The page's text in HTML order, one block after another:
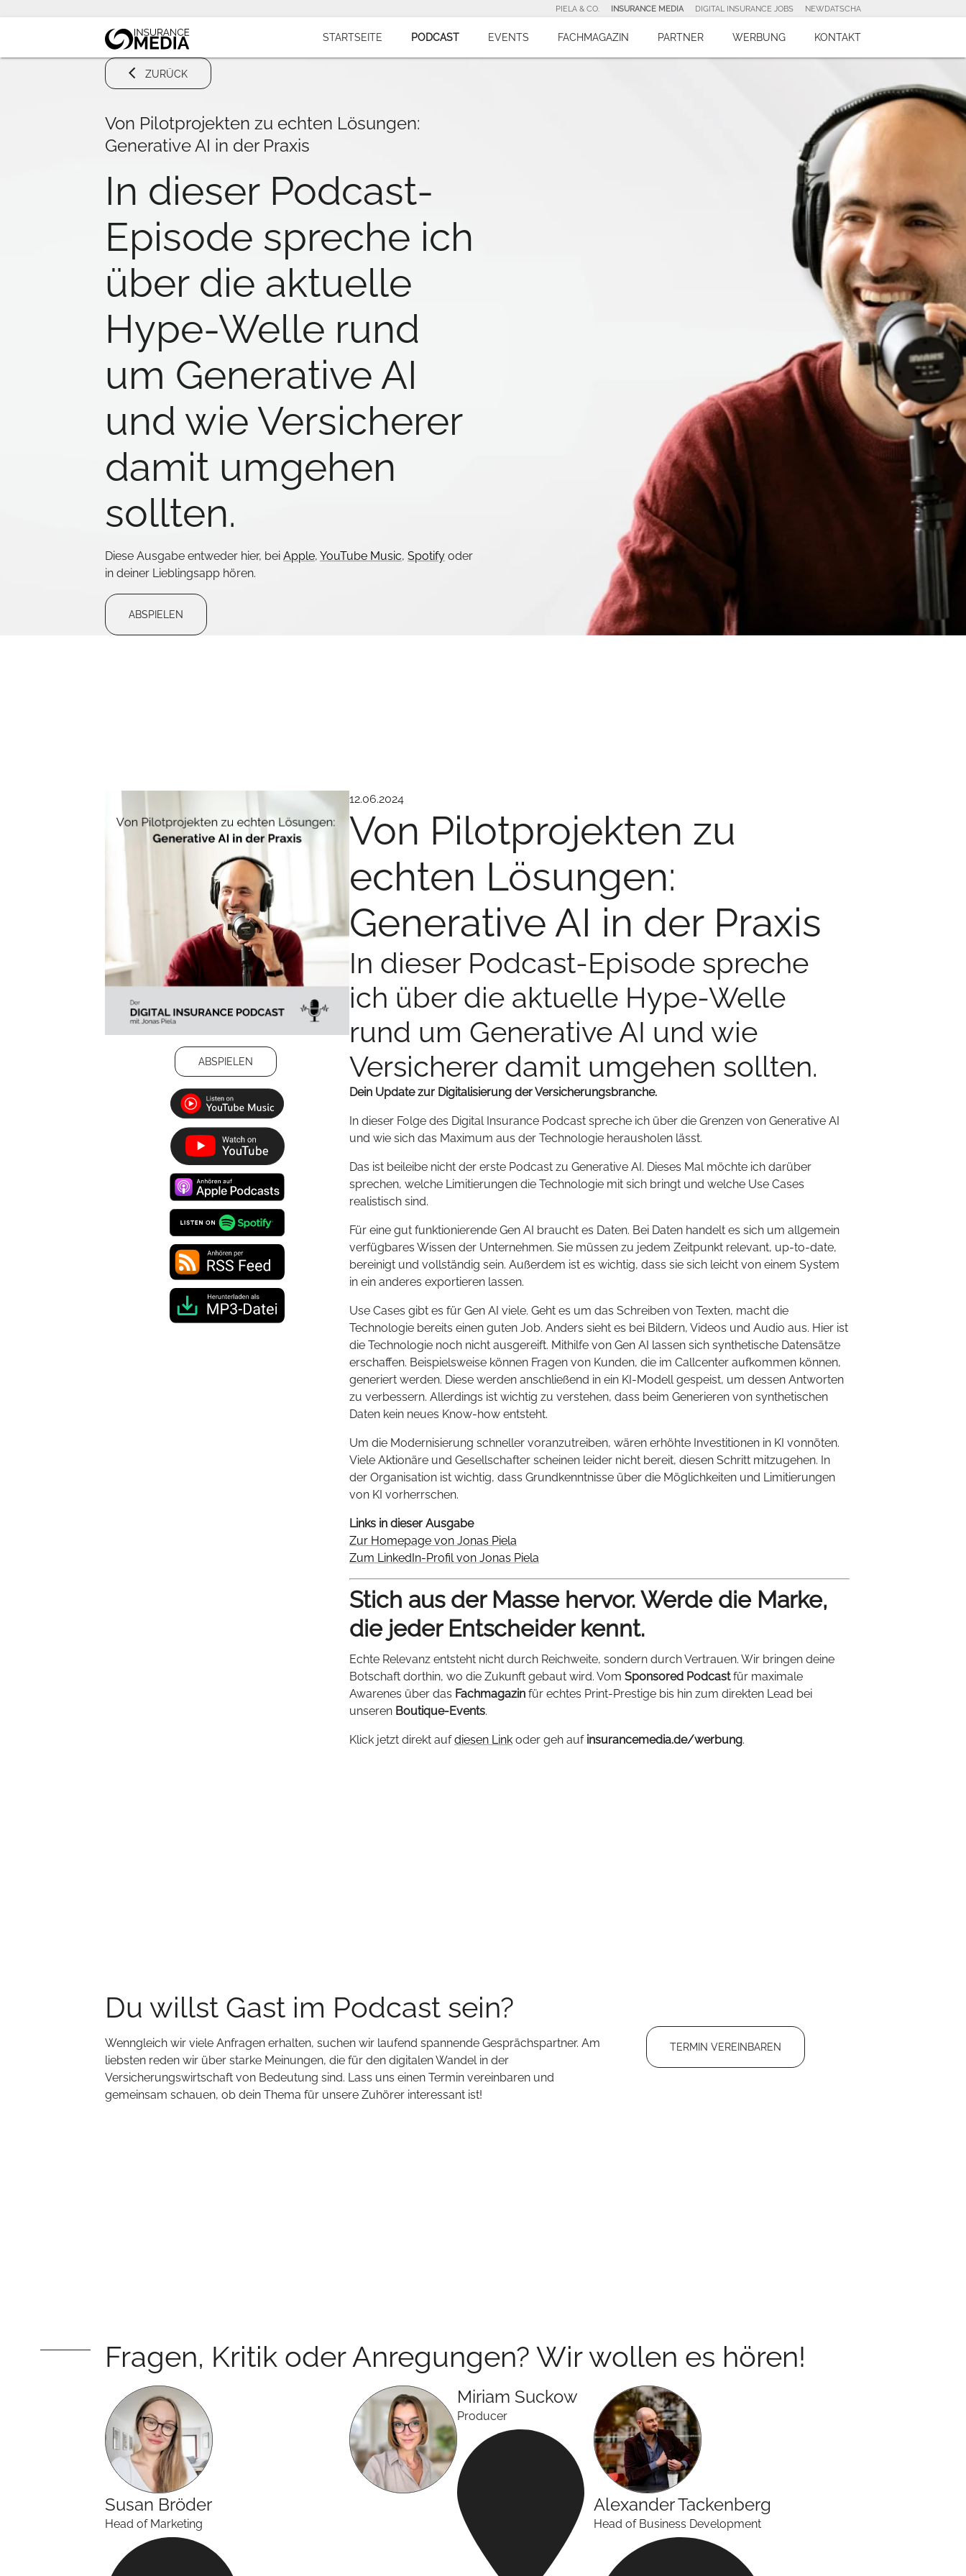
PIELA & CO. INSURANCE MEDIA DIGITAL INSURANCE JOBS NEWDATSCHA
STARTSEITE PODCAST EVENTS FACHMAGAZIN PARTNER WERBUNG KONTAKT
ZURÜCK
Von Pilotprojekten zu echten Lösungen:
Generative AI in der Praxis
In dieser Podcast-
Episode spreche ich
über die aktuelle
Hype-Welle rund
um Generative AI
und wie Versicherer
damit umgehen
sollten.
Diese Ausgabe entweder hier, bei Apple, YouTube Music, Spotify oder
in deiner Lieblingsapp hören.
ABSPIELEN
ABSPIELEN
12.06.2024
Von Pilotprojekten zu
echten Lösungen:
Generative AI in der Praxis
In dieser Podcast-Episode spreche
ich über die aktuelle Hype-Welle
rund um Generative AI und wie
Versicherer damit umgehen sollten.
Dein Update zur Digitalisierung der Versicherungsbranche.
In dieser Folge des Digital Insurance Podcast spreche ich über die Grenzen von Generative AI
und wie sich das Maximum aus der Technologie herausholen lässt.
Das ist beileibe nicht der erste Podcast zu Generative AI. Dieses Mal möchte ich darüber
sprechen, welche Limitierungen die Technologie mit sich bringt und welche Use Cases
realistisch sind.
Für eine gut funktionierende Gen AI braucht es Daten. Bei Daten handelt es sich um allgemein
verfügbares Wissen der Unternehmen. Sie müssen zu jedem Zeitpunkt relevant, up-to-date,
bereinigt und vollständig sein. Außerdem ist es wichtig, dass sie sich leicht von einem System
in ein anderes exportieren lassen.
Use Cases gibt es für Gen AI viele. Geht es um das Schreiben von Texten, macht die
Technologie bereits einen guten Job. Anders sieht es bei Bildern, Videos und Audio aus. Hier ist
die Technologie noch nicht ausgereift. Mithilfe von Gen AI lassen sich synthetische Datensätze
erschaffen. Beispielsweise können Fragen von Kunden, die im Callcenter aufkommen können,
generiert werden. Diese werden anschließend in ein KI-Modell gespeist, um dessen Antworten
zu verbessern. Allerdings ist wichtig zu verstehen, dass beim Generieren von synthetischen
Daten kein neues Know-how entsteht.
Um die Modernisierung schneller voranzutreiben, wären erhöhte Investitionen in KI vonnöten.
Viele Aktionäre und Gesellschafter scheinen leider nicht bereit, diesen Schritt mitzugehen. In
der Organisation ist wichtig, dass Grundkenntnisse über die Möglichkeiten und Limitierungen
von KI vorherrschen.
Links in dieser Ausgabe
Zur Homepage von Jonas Piela
Zum LinkedIn-Profil von Jonas Piela
Stich aus der Masse hervor. Werde die Marke,
die jeder Entscheider kennt.
Echte Relevanz entsteht nicht durch Reichweite, sondern durch Vertrauen. Wir bringen deine
Botschaft dorthin, wo die Zukunft gebaut wird. Vom Sponsored Podcastfür maximale
Awarenes über das Fachmagazin für echtes Print-Prestige bis hin zum direkten Lead bei
unseren Boutique-Events.
Klick jetzt direkt aufdiesen Link oder geh auf insurancemedia.de/werbung.
Du willst Gast im Podcast sein?
Wenngleich wir viele Anfragen erhalten, suchen wir laufend spannende Gesprächspartner. Am
liebsten reden wir über starke Meinungen, die für den digitalen Wandel in der
Versicherungswirtschaft von Bedeutung sind. Lass uns einen Termin vereinbaren und
gemeinsam schauen, ob dein Thema für unsere Zuhörer interessant ist!
TERMIN VEREINBAREN
Fragen, Kritik oder Anregungen? Wir wollen es hören!
Susan Bröder
Head of Marketing
Miriam Suckow
Producer
AlexanderTackenberg
Head of Business Development